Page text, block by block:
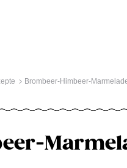
Brombeer-Himbeer-